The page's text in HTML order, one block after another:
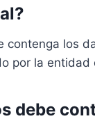
contenga los
por la entidad
debe